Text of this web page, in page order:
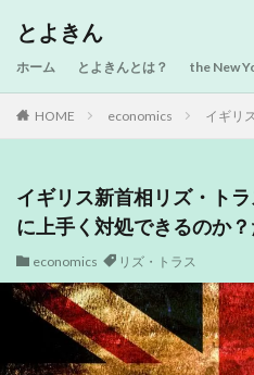
とよきん
ホーム とよきんとは？ the New
HOME economics イギリ
イギリス新首相リズ・ト
に上手く対処できるのか
economics リズ・トラス